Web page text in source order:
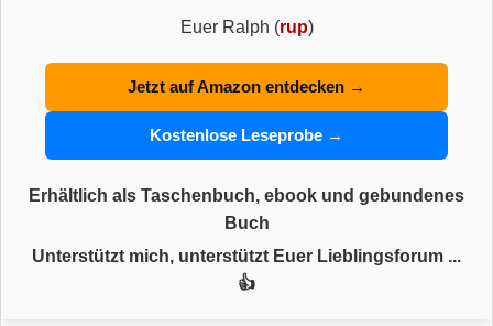
Euer Ralph (rup)
Jetzt auf Amazon entdecken →
Kostenlose Leseprobe →
Erhältlich als Taschenbuch, ebook und gebundenes
Buch
Unterstützt mich, unterstützt Euer Lieblingsforum ...
👍